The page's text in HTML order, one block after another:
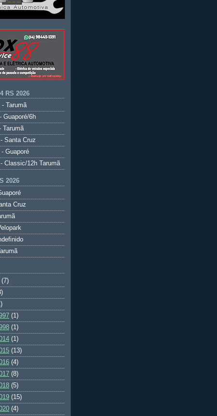
RS 2026
- Tarumã
Guaporé/6h
Tarumã
Santa Cruz
Guaporé
Classic/12h Tarumã
2026
Cruz
(7)
(1)
(1)
(1)
(13)
(4)
(8)
(5)
(15)
(4)